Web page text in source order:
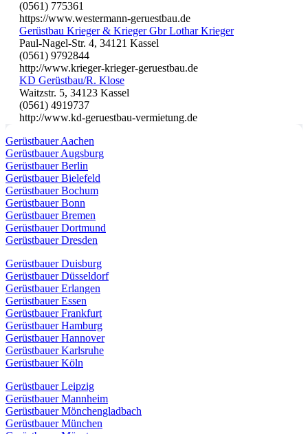
(0561) 775361
https://www.westermann-geruestbau.de
Gerüstbau Krieger & Krieger Gbr Lothar Krieger
Paul-Nagel-Str. 4, 34121 Kassel
(0561) 9792844
http://www.krieger-krieger-geruestbau.de
KD Gerüstbau/R. Klose
Waitzstr. 5, 34123 Kassel
(0561) 4919737
http://www.kd-geruestbau-vermietung.de
Gerüstbauer Aachen
Gerüstbauer Augsburg
Gerüstbauer Berlin
Gerüstbauer Bielefeld
Gerüstbauer Bochum
Gerüstbauer Bonn
Gerüstbauer Bremen
Gerüstbauer Dortmund
Gerüstbauer Dresden
Gerüstbauer Duisburg
Gerüstbauer Düsseldorf
Gerüstbauer Erlangen
Gerüstbauer Essen
Gerüstbauer Frankfurt
Gerüstbauer Hamburg
Gerüstbauer Hannover
Gerüstbauer Karlsruhe
Gerüstbauer Köln
Gerüstbauer Leipzig
Gerüstbauer Mannheim
Gerüstbauer Mönchengladbach
Gerüstbauer München